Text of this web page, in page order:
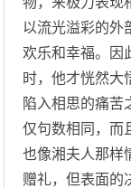
以流光溢彩的外
欢乐和幸福。因
时，他才恍然大
陷入相思的痛
仅句数相同，而
也像湘夫人那样
赠礼，但表面的